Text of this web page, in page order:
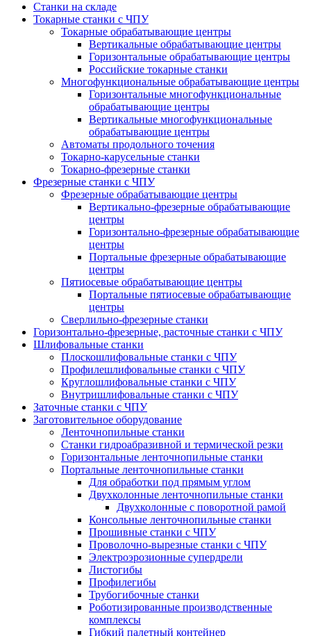
Станки на складе
Токарные станки с ЧПУ
Токарные обрабатывающие центры
Вертикальные обрабатывающие центры
Горизонтальные обрабатывающие центры
Российские токарные станки
Многофункциональные обрабатывающие центры
Горизонтальные многофункциональные
обрабатывающие центры
Вертикальные многофункциональные
обрабатывающие центры
Автоматы продольного точения
Токарно-карусельные станки
Токарно-фрезерные станки
Фрезерные станки с ЧПУ
Фрезерные обрабатывающие центры
Вертикально-фрезерные обрабатывающие
центры
Горизонтально-фрезерные обрабатывающие
центры
Портальные фрезерные обрабатывающие
центры
Пятиосевые обрабатывающие центры
Портальные пятиосевые обрабатывающие
центры
Сверлильно-фрезерные станки
Горизонтально-фрезерные, расточные станки с ЧПУ
Шлифовальные станки
Плоскошлифовальные станки с ЧПУ
Профилешлифовальные станки с ЧПУ
Круглошлифовальные станки с ЧПУ
Внутришлифовальные станки с ЧПУ
Заточные станки с ЧПУ
Заготовительное оборудование
Ленточнопильные станки
Станки гидроабразивной и термической резки
Горизонтальные ленточнопильные станки
Портальные ленточнопильные станки
Для обработки под прямым углом
Двухколонные ленточнопильные станки
Двухколонные с поворотной рамой
Консольные ленточнопильные станки
Прошивные станки с ЧПУ
Проволочно-вырезные станки с ЧПУ
Электроэрозионные супердрели
Листогибы
Профилегибы
Трубогибочные станки
Роботизированные производственные
комплексы
Гибкий палетный контейнер